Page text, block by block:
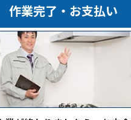
作業完了・お支払い